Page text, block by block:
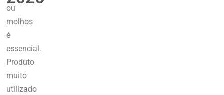
ou
molhos
é
essencial.
Produto
muito
utilizado